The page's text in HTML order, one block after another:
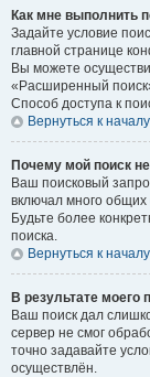
Как мне выполнить
Задайте условие
главной странице
Вы можете
«Расширенный
Способ доступа к
Вернуться к началу
Почему мой поиск
Ваш поисковый
включал много общих
Будьте более
поиска.
Вернуться к началу
В результате моего
Ваш поиск дал
сервер не смог
точно задавайте
осуществлён.